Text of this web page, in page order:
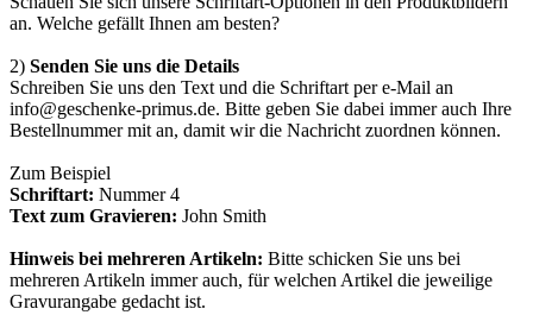
an. Welche gefällt Ihnen am besten?
2) Senden Sie uns die Details
Schreiben Sie uns den Text und die Schriftart per e-Mail an
info@geschenke-primus.de. Bitte geben Sie dabei immer auch Ihre
Bestellnummer mit an, damit wir die Nachricht zuordnen können.
Zum Beispiel
Schriftart: Nummer 4
Text zum Gravieren: John Smith
Hinweis bei mehreren Artikeln: Bitte schicken Sie uns bei
mehreren Artikeln immer auch, für welchen Artikel die jeweilige
Gravurangabe gedacht ist.